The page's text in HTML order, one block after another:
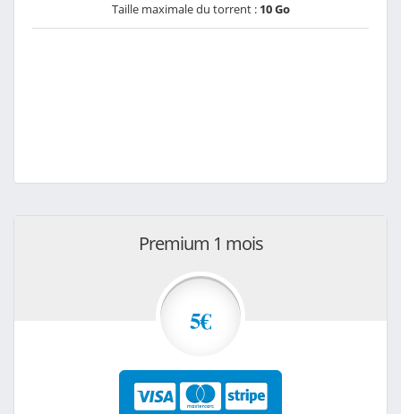
Taille maximale du torrent : 10 Go
Premium 1 mois
5€